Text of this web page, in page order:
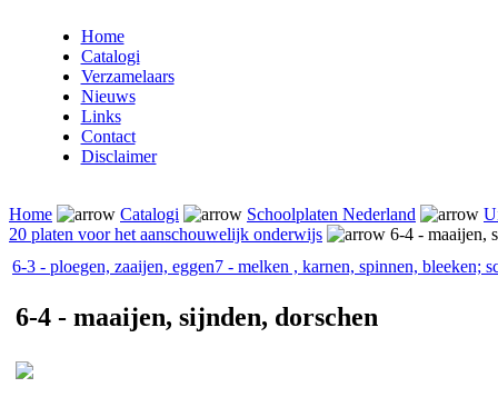
Home
Catalogi
Verzamelaars
Nieuws
Links
Contact
Disclaimer
Home Catalogi Schoolplaten Nederland
20 platen voor het aanschouwelijk onderwijs
6-4 - maaijen,
6-3 - ploegen, zaaijen, eggen7 - melken , karnen, spinnen, bleeken;
6-4 - maaijen, sijnden, dorschen